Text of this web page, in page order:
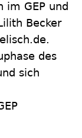
GEP und
Becker
des
sich